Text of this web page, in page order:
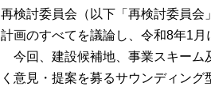
再検討委員会（以下「再検討委員
計画のすべてを議論し、令和8年1月
今回、建設候補地、事業スキーム
く意見・提案を募るサウンディン